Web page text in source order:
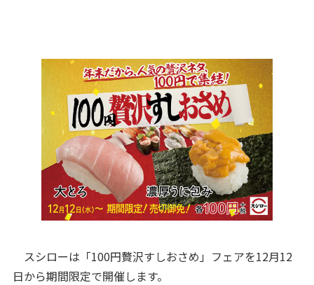
スシローは「100円贅沢すしおさめ」フェアを12月12
日から期間限定で開催します。